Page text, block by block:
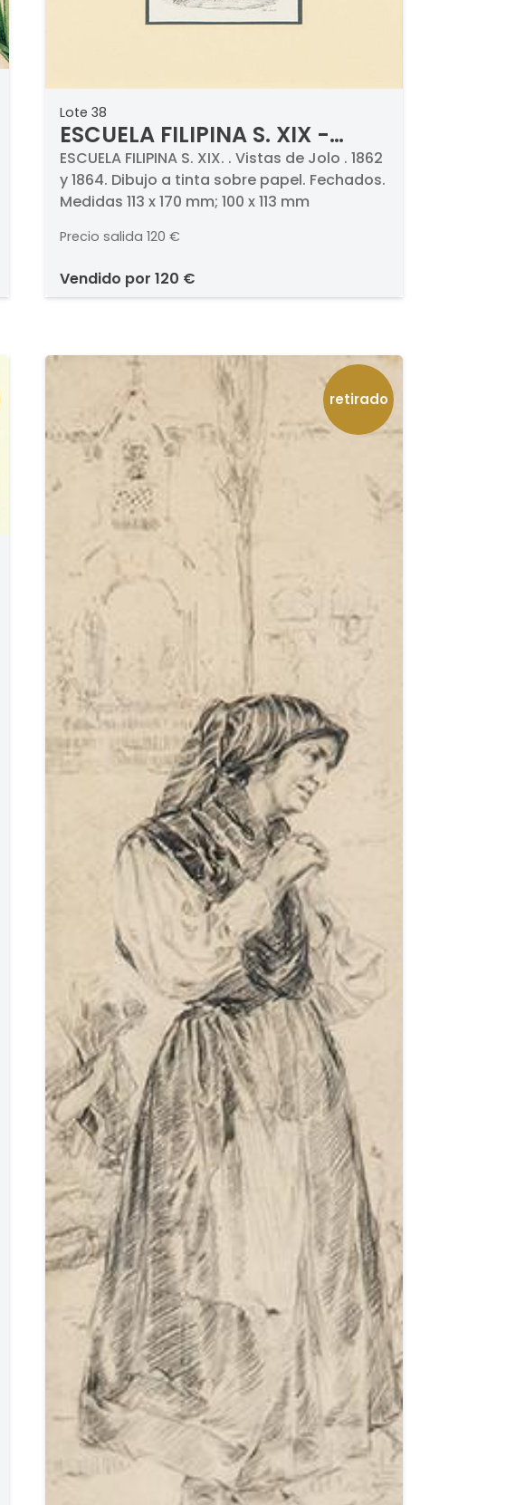
Lote 38
ESCUELA FILIPINA S. XIX -
Vistas de Jolo
ESCUELA FILIPINA S. XIX. . Vistas de Jolo . 1862
y 1864. Dibujo a tinta sobre papel. Fechados.
Medidas 113 x 170 mm; 100 x 113 mm
Precio salida 120 €
vendido por 120 €
retirado